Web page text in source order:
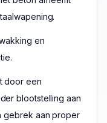
en
door een
blootstelling aan
gebrek aan proper